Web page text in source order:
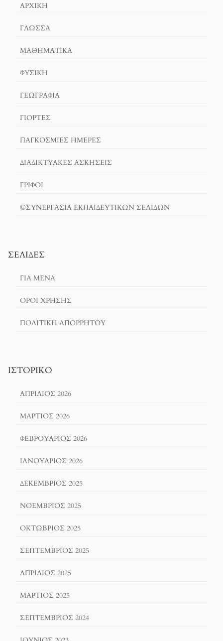
ΑΡΧΙΚΉ
ΓΛΏΣΣΑ
ΜΑΘΗΜΑΤΙΚΆ
ΦΥΣΙΚΗ
ΓΕΩΓΡΑΦΊΑ
ΓΙΟΡΤΈΣ
ΠΑΓΚΟΣΜΙΕΣ ΗΜΕΡΕΣ
ΔΙΑΔΙΚΤΥΑΚΈΣ ΑΣΚΉΣΕΙΣ
ΓΡΙΦΟΙ
©ΣΥΝΕΡΓΑΣΙΑ ΕΚΠΑΙΔΕΥΤΙΚΩΝ ΣΕΛΙΔΩΝ
ΣΕΛΊΔΕΣ
ΓΙΑ ΜΕΝΑ
ΌΡΟΙ ΧΡΗΣΗΣ
ΠΟΛΙΤΙΚΉ ΑΠΟΡΡΉΤΟΥ
ΙΣΤΟΡΙΚΌ
ΑΠΡΊΛΙΟΣ 2026
ΜΆΡΤΙΟΣ 2026
ΦΕΒΡΟΥΆΡΙΟΣ 2026
ΙΑΝΟΥΆΡΙΟΣ 2026
ΔΕΚΈΜΒΡΙΟΣ 2025
ΝΟΈΜΒΡΙΟΣ 2025
ΟΚΤΏΒΡΙΟΣ 2025
ΣΕΠΤΈΜΒΡΙΟΣ 2025
ΑΠΡΊΛΙΟΣ 2025
ΜΆΡΤΙΟΣ 2025
ΣΕΠΤΈΜΒΡΙΟΣ 2024